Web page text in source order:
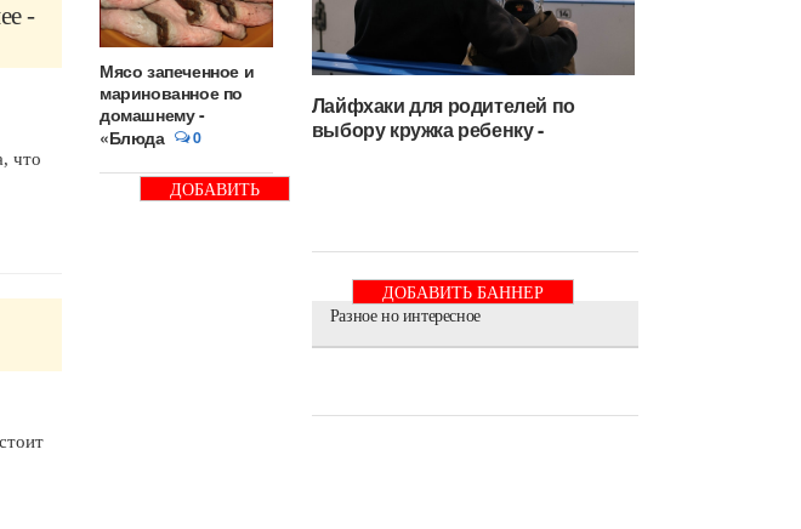
-
что
Мясо запеченное и
маринованное по
домашнему -
«Блюда
0
ДОБАВИТЬ
Лайфхаки для родителей по
выбору кружка ребенку -
ДОБАВИТЬ БАННЕР
Разное но интересное